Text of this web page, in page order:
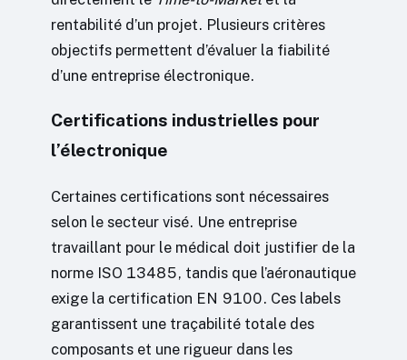
rentabilité d’un projet. Plusieurs critères
objectifs permettent d’évaluer la fiabilité
d’une entreprise électronique.
Certifications industrielles pour
l’électronique
Certaines certifications sont nécessaires
selon le secteur visé. Une entreprise
travaillant pour le médical doit justifier de la
norme ISO 13485, tandis que l’aéronautique
exige la certification EN 9100. Ces labels
garantissent une traçabilité totale des
composants et une rigueur dans les